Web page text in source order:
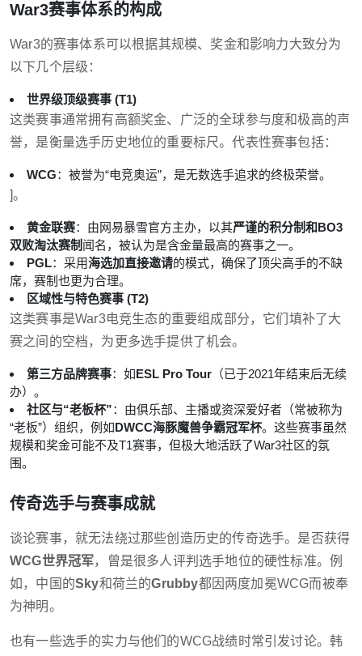
War3赛事体系的构成
War3的赛事体系可以根据其规模、奖金和影响力大致分为
以下几个层级：
世界级顶级赛事 (T1)
这类赛事通常拥有高额奖金、广泛的全球参与度和极高的声
誉，是衡量选手历史地位的重要标尺。代表性赛事包括：
WCG：被誉为“电竞奥运”，是无数选手追求的终极荣誉。
]。
黄金联赛：由网易暴雪官方主办，以其严谨的积分制和BO3
双败淘汰赛制 闻名，被认为是含金量最高的赛事之一。
PGL：采用海选加直接邀请的模式，确保了顶尖高手的不缺
席，赛制也更为合理。
区域性与特色赛事 (T2)
这类赛事是War3电竞生态的重要组成部分，它们填补了大
赛之间的空档，为更多选手提供了机会。
第三方品牌赛事：如ESL Pro Tour （已于2021年结束后无续
办）。
社区与“老板杯”：由俱乐部、主播或资深爱好者（常被称为
“老板”）组织，例如DWCC海豚魔兽争霸冠军杯。这些赛事虽然
规模和奖金可能不及T1赛事，但极大地活跃了War3社区的氛
围。
传奇选手与赛事成就
谈论赛事，就无法绕过那些创造历史的传奇选手。是否获得
WCG世界冠军，曾是很多人评判选手地位的硬性标准。例
如，中国的Sky和荷兰的Grubby都因两度加冕WCG而被奉
为神明。
也有一些选手的实力与他们的WCG战绩时常引发讨论。韩